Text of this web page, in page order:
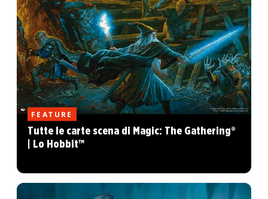
FEATURE
Tutte le carte scena di Magic: The Gathering®
| Lo Hobbit™